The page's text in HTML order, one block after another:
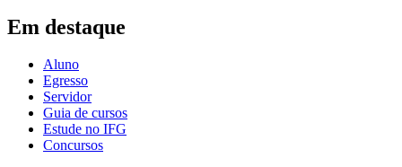
Em destaque
Aluno
Egresso
Servidor
Guia de cursos
Estude no IFG
Concursos